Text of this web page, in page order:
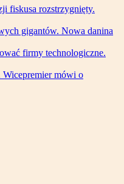
fiskusa rozstrzygnięty.
gigantów. Nowa danina
firmy technologiczne.
Wicepremier mówi o